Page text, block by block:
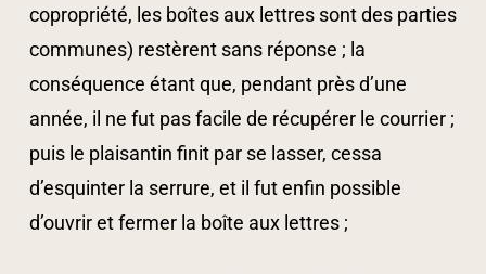
copropriété, les boîtes aux lettres sont des parties
communes) restèrent sans réponse ; la
conséquence étant que, pendant près d’une
année, il ne fut pas facile de récupérer le courrier ;
puis le plaisantin finit par se lasser, cessa
d’esquinter la serrure, et il fut enfin possible
d’ouvrir et fermer la boîte aux lettres ;